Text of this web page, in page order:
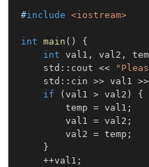
#include <iostream>
int main ( )
{
int val1 , val2 ,
    std
:: cout <<
    std
:: cin >> val1 >>
if
(val1 > val2 )
{
        temp
= val1 ;
        val1
= val2 ;
        val2
= temp ;
}
++val1 ;